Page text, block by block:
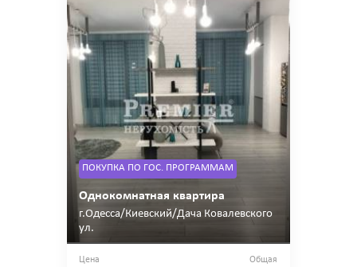
ПОКУПКА ПО ГОС. ПРОГРАММАМ
Однокомнатная квартира
г.Одесса/Киевский/Дача Ковалевского
ул.
Цена Общая